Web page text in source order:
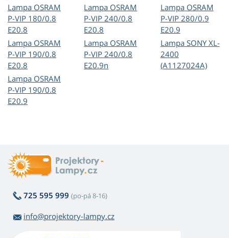
Lampa OSRAM
P-VIP 180/0.8
E20.8
Lampa OSRAM
P-VIP 190/0.8
E20.8
Lampa OSRAM
P-VIP 190/0.8
E20.9
Lampa OSRAM
P-VIP 240/0.8
E20.8
Lampa OSRAM
P-VIP 240/0.8
E20.9n
Lampa OSRAM
P-VIP 280/0.9
E20.9
Lampa SONY XL-
2400
(A1127024A)
725 595 999 (po-pá 8-16)
info@projektory-lampy.cz